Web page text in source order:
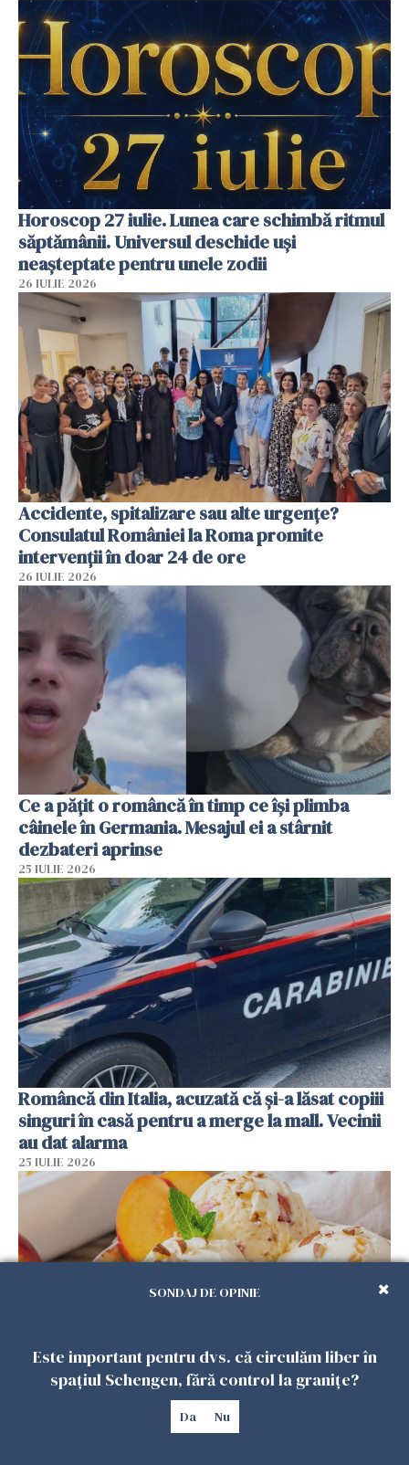
Horoscop 27 iulie. Lunea care schimbă ritmul
săptămânii. Universul deschide uși
neașteptate pentru unele zodii
26 IULIE 2026
Accidente, spitalizare sau alte urgențe?
Consulatul României la Roma promite
intervenții în doar 24 de ore
26 IULIE 2026
Ce a pățit o româncă în timp ce își plimba
câinele în Germania. Mesajul ei a stârnit
dezbateri aprinse
25 IULIE 2026
Româncă din Italia, acuzată că și-a lăsat copiii
singuri în casă pentru a merge la mall. Vecinii
au dat alarma
25 IULIE 2026
Înghețata de casă cu nectarine care
cucerește vara. Rețeta fără aparat, gata din
câteva ingrediente
SONDAJ DE OPINIE
Este important pentru dvs. că circulăm liber în
spațiul Schengen, fără control la granițe?
Da Nu